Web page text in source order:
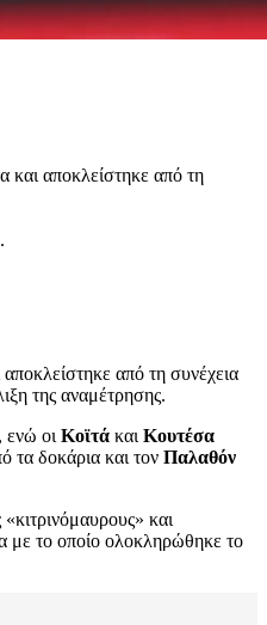
και αποκλείστηκε από τη
από τη συνέχεια
της αναμέτρησης.
ενώ οι Κοϊτά και Κουτέσα
τα δοκάρια και τον Παλαθόν
και
με το οποίο ολοκληρώθηκε το